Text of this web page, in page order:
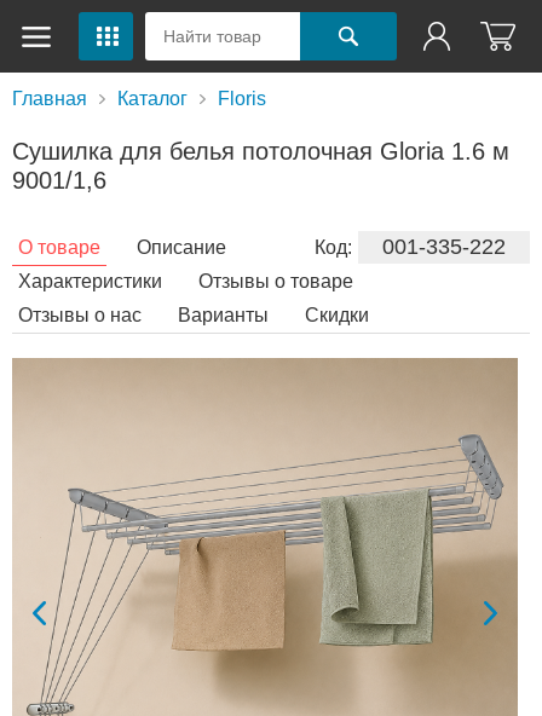
Главная Каталог Floris
Сушилка для белья потолочная Gloria 1.6 м
9001/1,6
Код: 001-335-222
О товаре
Описание
Характеристики
Отзывы о товаре
Отзывы о нас
Варианты Скидки